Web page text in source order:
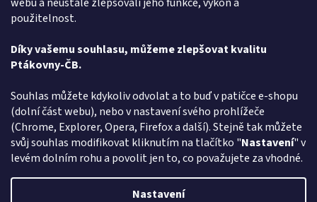
použitelnost.
Díky vašemu souhlasu, můžeme zlepšovat kvalitu
Ptákovny-ČB.
Souhlas můžete kdykoliv odvolat a to buď v patičce e-shopu
(dolní část webu), nebo v nastavení svého prohlížeče
(Chrome, Explorer, Opera, Firefox a další). Stejně tak můžete
svůj souhlas modifikovat kliknutím na tlačítko "Nastavení" v
levém dolním rohu a povolit jen to, co považujete za vhodné.
Nastavení
Hodnocení obchodu je 5 z 5 hvězdiček.
31.7.2026
Způsob ověřování recenzí